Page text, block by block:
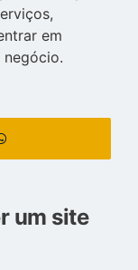
em
um site